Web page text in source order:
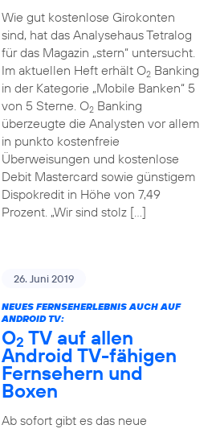
Wie gut kostenlose Girokonten
sind, hat das Analysehaus Tetralog
für das Magazin „stern“ untersucht.
Im aktuellen Heft erhält O2Banking
in der Kategorie „Mobile Banken“ 5
von 5 Sterne. O2Banking
überzeugte die Analysten vor allem
in punkto kostenfreie
Überweisungen und kostenlose
Debit Mastercard sowie günstigem
Dispokredit in Höhe von 7,49
Prozent. „Wir sind stolz […]
26. Juni 2019
NEUES FERNSEHERLEBNIS AUCH AUF
ANDROID TV:
O2 TV auf allen
Android TV-fähigen
Fernsehern und
Boxen
Ab sofort gibt es das neue